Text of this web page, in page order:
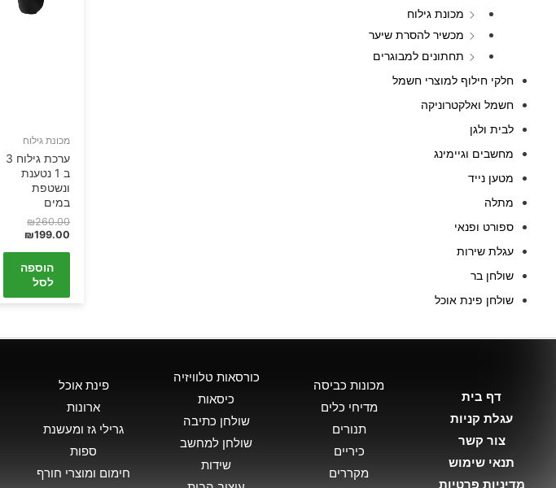
מכונת גילוח
מכשיר להסרת שיער
תחתונים למבוגרים
חלקי חילוף למוצרי חשמל
חשמל ואלקטרוניקה
לבית ולגן
מחשבים וגיימינג
מטען נייד
מתלה
ספורט ופנאי
עגלת שירות
שולחן בר
שולחן פינת אוכל
מכונת גילוח
ערכת גילוח 3
ב 1 נטענת
ונשטפת
במים
₪260.00
₪199.00
הוספה
לסל
דף בית
עגלת קניות
צור קשר
תנאי שימוש
מדיניות פרטיות
מכונות כביסה
מדיחי כלים
תנורים
כיריים
מקררים
כורסאות טלוויזיה
כיסאות
שולחן כתיבה
שולחן למחשב
שידות
פינת אוכל
ארונות
גרילי גז ומעשנת
ספות
חימום ומוצרי חורף